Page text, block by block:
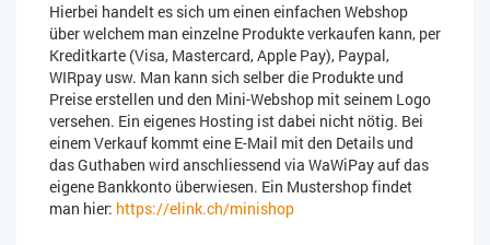
Hierbei handelt es sich um einen einfachen Webshop
über welchem man einzelne Produkte verkaufen kann, per
Kreditkarte (Visa, Mastercard, Apple Pay), Paypal,
WIRpay usw. Man kann sich selber die Produkte und
Preise erstellen und den Mini-Webshop mit seinem Logo
versehen. Ein eigenes Hosting ist dabei nicht nötig. Bei
einem Verkauf kommt eine E-Mail mit den Details und
das Guthaben wird anschliessend via WaWiPay auf das
eigene Bankkonto überwiesen. Ein Mustershop findet
man hier: https://elink.ch/minishop